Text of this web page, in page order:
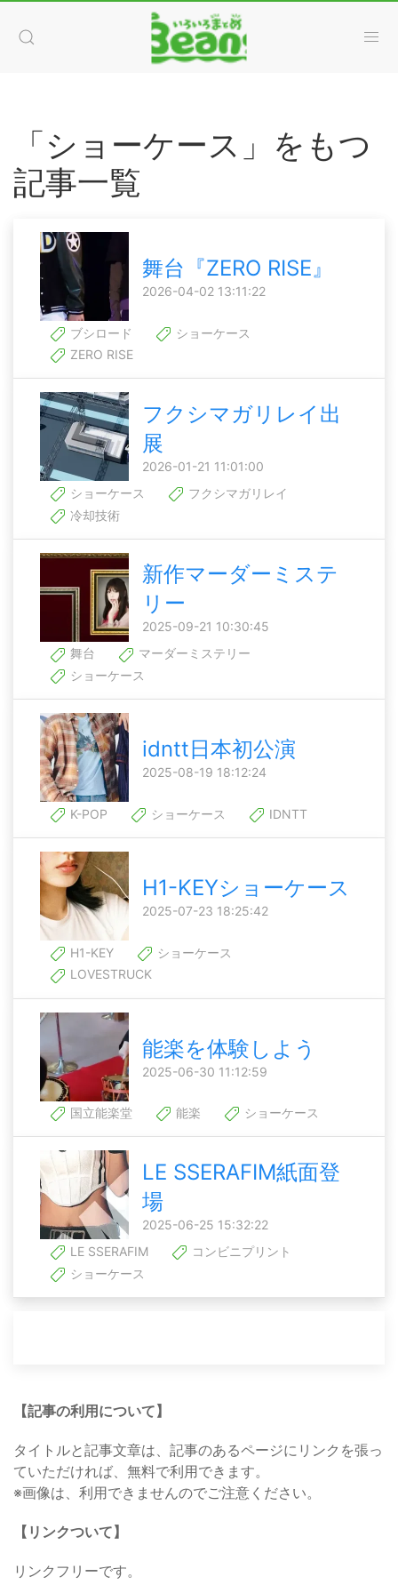
「ショーケース」をもつ
記事一覧
舞台『ZERO RISE』
2026-04-02 13:11:22
ブシロード
ショーケース
ZERO RISE
フクシマガリレイ出
展
2026-01-21 11:01:00
ショーケース
フクシマガリレイ
冷却技術
新作マーダーミステ
リー
2025-09-21 10:30:45
舞台
マーダーミステリー
ショーケース
idntt日本初公演
2025-08-19 18:12:24
K-POP ショーケース IDNTT
H1-KEYショーケース
2025-07-23 18:25:42
H1-KEY
ショーケース
LOVESTRUCK
能楽を体験しよう
2025-06-30 11:12:59
国立能楽堂 能楽 ショーケース
LE SSERAFIM紙面登
場
2025-06-25 15:32:22
LE SSERAFIM
コンビニプリント
ショーケース
【記事の利用について】
タイトルと記事文章は、記事のあるページにリンクを張っ
ていただければ、無料で利用できます。
※画像は、利用できませんのでご注意ください。
【リンクついて】
リンクフリーです。